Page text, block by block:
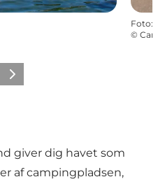
Foto:
©
billede
Næste billede
giver dig havet som
af campingpladsen,